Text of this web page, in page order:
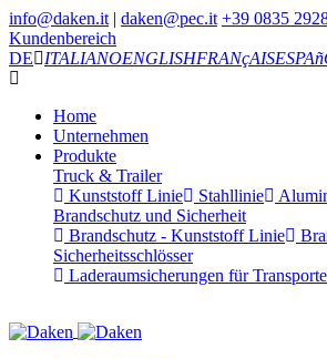
info@daken.it | daken@pec.it +39 0835
Kundenbereich
DE
ITALIANOENGLISHFRANçAIS
Home
Unternehmen
Produkte
Truck & Trailer
Kunststoff Linie
Stahllinie
Brandschutz und Sicherheit
Brandschutz - Kunststoff Linie
Sicherheitsschlösser
Laderaumsicherungen für